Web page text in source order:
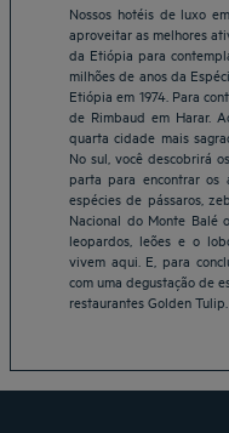
Nossos hotéis de luxo
aproveitar as melhores
da Etiópia para
milhões de anos da
Etiópia em 1974. Para
de Rimbaud em Harar.
quarta cidade mais
No sul, você descobrirá
parta para encontrar os
espécies de pássaros,
Nacional do Monte Balé
leopardos, leões e o
vivem aqui. E, para
com uma degustação de
restaurantes Golden Tulip.
Belo Horizonte Hotéis
Brasília Hotéis
Braga Hotéis
Fortaleza Hotéis
Natal Hotéis
Vitoria Hotéis
Hôtels Bangkok
Avisos legais